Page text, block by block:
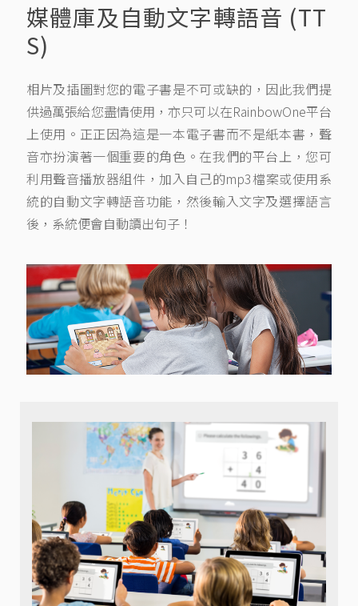
媒體庫及自動文字轉語音 (TT
S)
相片及插圖對您的電子書是不可或缺的，因此我們提
供過萬張給您盡情使用，亦只可以在RainbowOne平台
上使用。正正因為這是一本電子書而不是紙本書，聲
音亦扮演著一個重要的角色。在我們的平台上，您可
利用聲音播放器組件，加入自己的mp3檔案或使用系
統的自動文字轉語音功能，然後輸入文字及選擇語言
後，系統便會自動讀出句子！